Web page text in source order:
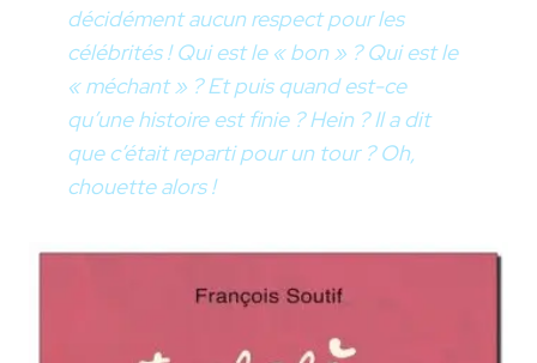
décidément aucun respect pour les
célébrités ! Qui est le « bon » ? Qui est le
« méchant » ? Et puis quand est-ce
qu’une histoire est finie ? Hein ? Il a dit
que c’était reparti pour un tour ? Oh,
chouette alors !